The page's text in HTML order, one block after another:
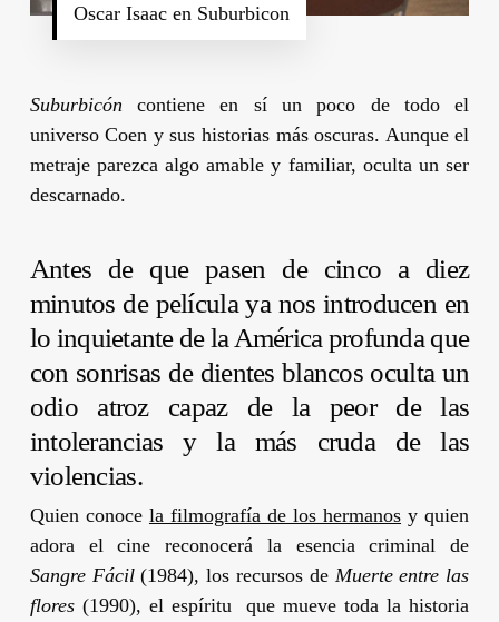
Oscar Isaac en Suburbicon
Suburbicón contiene en sí un poco de todo el
universoCoen y sus historias más oscuras. Aunque el
metraje parezca algo amable y familiar, oculta un ser
descarnado.
Antes de que pasen de cinco a diez
minutos de película ya nos introducen en
lo inquietante de la América profunda que
con sonrisas de dientes blancos oculta un
odio atroz capaz de la peor de las
intolerancias y la más cruda de las
violencias.
Quien conoce la filmografía de los hermanos y quien
adora el cine reconocerá la esencia criminal de
Sangre Fácil(1984), los recursos de Muerte entre las
flores(1990), el espíritu que mueve toda la historia